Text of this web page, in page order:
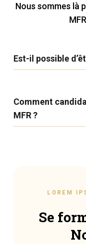
Nous sommes là
Est-il possible
Comment
MFR ?
LOREM
Se